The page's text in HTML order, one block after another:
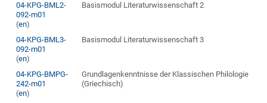
04-KPG-BML2-
092-m01
(en)
Basismodul Literaturwissenschaft 2
04-KPG-BML3-
092-m01
(en)
Basismodul Literaturwissenschaft 3
04-KPG-BMPG-
242-m01
(en)
Grundlagenkenntnisse der Klassischen Philologie
(Griechisch)